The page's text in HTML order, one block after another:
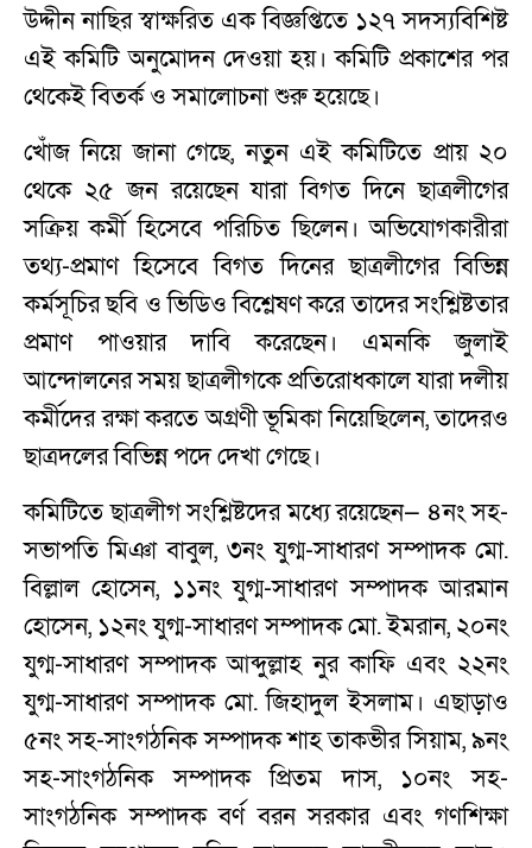
উদ্দীন নাছির স্বাক্ষরিত এক বিজ্ঞপ্তিতে ১২৭ সদস্যবিশিষ্ট
এই কমিটি অনুমোদন দেওয়া হয়। কমিটি প্রকাশের পর
থেকেই বিতর্ক ও সমালোচনা শুরু হয়েছে।
খোঁজ নিয়ে জানা গেছে, নতুন এই কমিটিতে প্রায় ২০
থেকে ২৫ জন রয়েছেন যারা বিগত দিনে ছাত্রলীগের
সক্রিয় কর্মী হিসেবে পরিচিত ছিলেন। অভিযোগকারীরা
তথ্য-প্রমাণ হিসেবে বিগত দিনের ছাত্রলীগের বিভিন্ন
কর্মসূচির ছবি ও ভিডিও বিশ্লেষণ করে তাদের সংশ্লিষ্টতার
প্রমাণ পাওয়ার দাবি করেছেন। এমনকি জুলাই
আন্দোলনের সময় ছাত্রলীগকে প্রতিরোধকালে যারা দলীয়
কর্মীদের রক্ষা করতে অগ্রণী ভূমিকা নিয়েছিলেন, তাদেরও
ছাত্রদলের বিভিন্ন পদে দেখা গেছে।
কমিটিতে ছাত্রলীগ সংশ্লিষ্টদের মধ্যে রয়েছেন— ৪নং সহ-
সভাপতি মিঞা বাবুল, ৩নং যুগ্ম-সাধারণ সম্পাদক মো.
বিল্লাল হোসেন, ১১নং যুগ্ম-সাধারণ সম্পাদক আরমান
হোসেন, ১২নং যুগ্ম-সাধারণ সম্পাদক মো. ইমরান, ২০নং
যুগ্ম-সাধারণ সম্পাদক আব্দুল্লাহ নুর কাফি এবং ২২নং
যুগ্ম-সাধারণ সম্পাদক মো. জিহাদুল ইসলাম। এছাড়াও
৫নং সহ-সাংগঠনিক সম্পাদক শাহ তাকভীর সিয়াম, ৯নং
সহ-সাংগঠনিক সম্পাদক প্রিতম দাস, ১০নং সহ-
সাংগঠনিক সম্পাদক বর্ণ বরন সরকার এবং গণশিক্ষা